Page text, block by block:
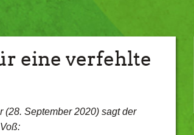
eine verfehlte
September 2020) sagt der